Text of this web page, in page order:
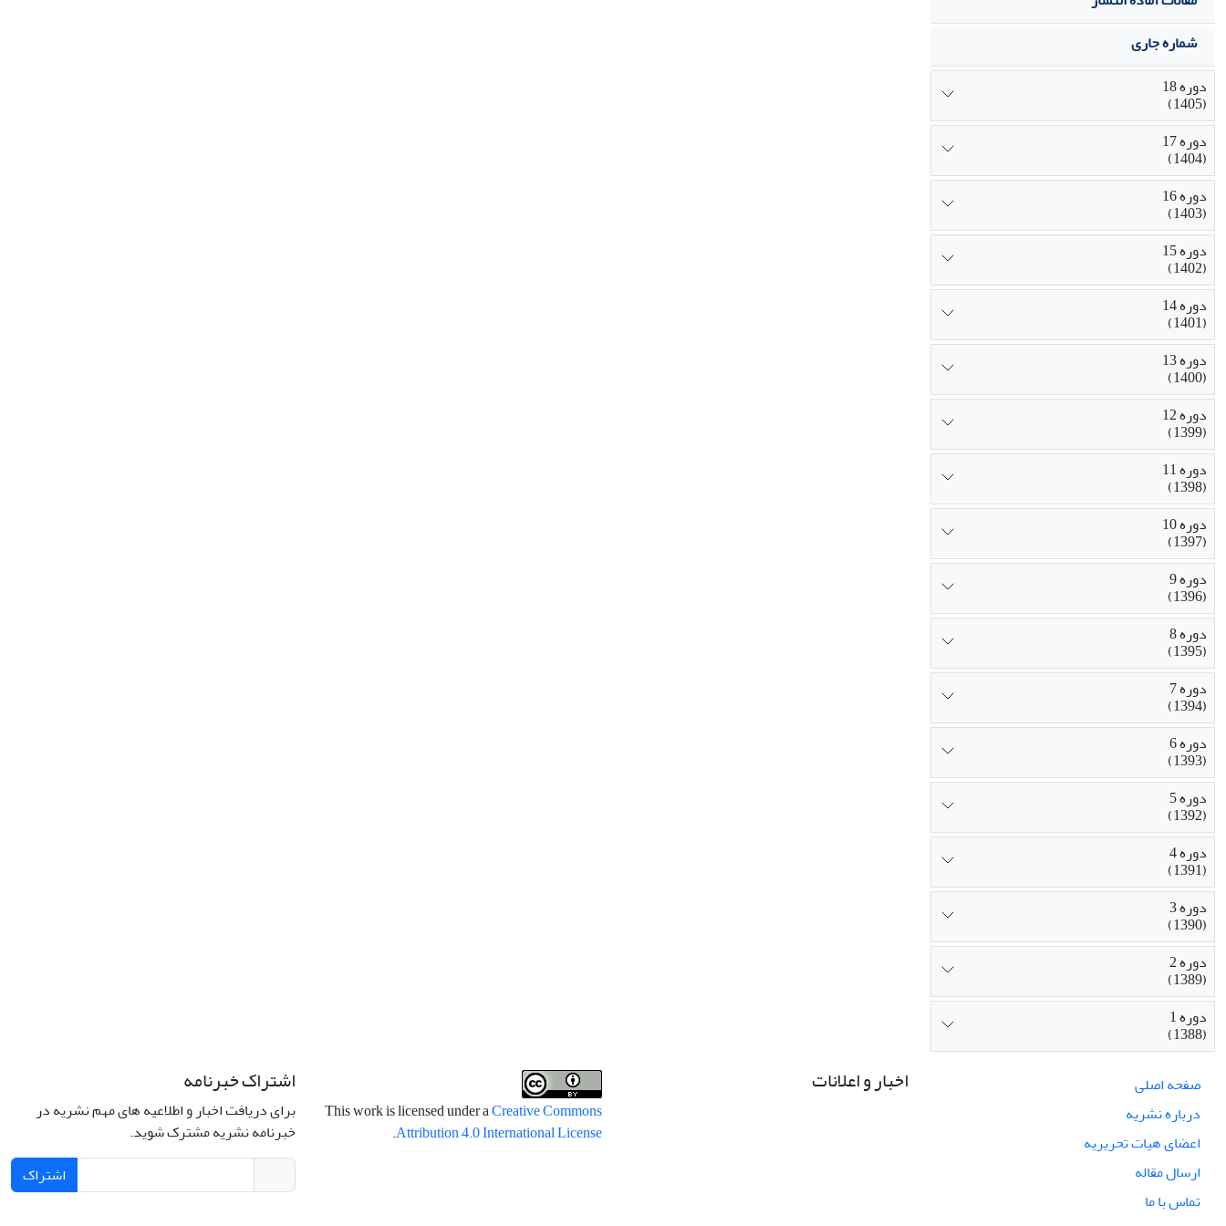
شماره جاری
دوره 18
(1405)
دوره 17
(1404)
دوره 16
(1403)
دوره 15
(1402)
دوره 14
(1401)
دوره 13
(1400)
دوره 12
(1399)
دوره 11
(1398)
دوره 10
(1397)
دوره 9
(1396)
دوره 8
(1395)
دوره 7
(1394)
دوره 6
(1393)
دوره 5
(1392)
دوره 4
(1391)
دوره 3
(1390)
دوره 2
(1389)
دوره 1
(1388)
صفحه اصلی
درباره نشریه
اعضای هیات تحریریه
ارسال مقاله
تماس با ما
اخبار و اعلانات
This work is licensed under aCreative Commons
Attribution 4.0 International License
.
اشتراک خبرنامه
برای دریافت اخبار و اطلاعیه های مهم نشریه در
خبرنامه نشریه مشترک شوید.
اشتراک